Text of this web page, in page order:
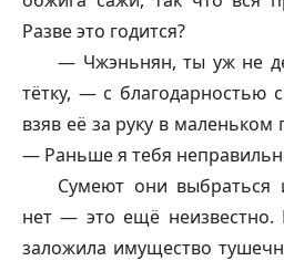
Разве это годится?
— Чжэньнян, ты уж не
тётку, — с благодарностью
взяв её за руку в
— Раньше я тебя
Сумеют они выбраться
нет — это ещё
заложила имущество